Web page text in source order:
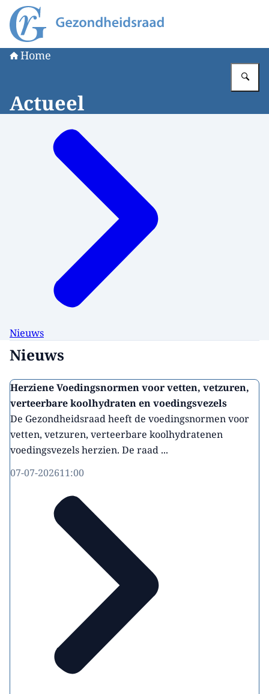
Naar de homepage van Gezondheidsraad
Home
Actueel
Nieuws
Nieuws
Herziene Voedingsnormen voor vetten, vetzuren,
verteerbare koolhydraten en voedingsvezels
De Gezondheidsraad heeft de voedingsnormen voor
vetten, vetzuren, verteerbare koolhydratenen
voedingsvezels herzien. De raad ...
07-07-202611:00